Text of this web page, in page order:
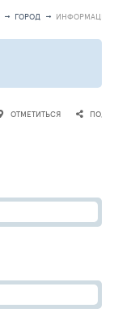
ГОРОД ИНФОРМАЦИЯ
ОТМЕТИТЬСЯ